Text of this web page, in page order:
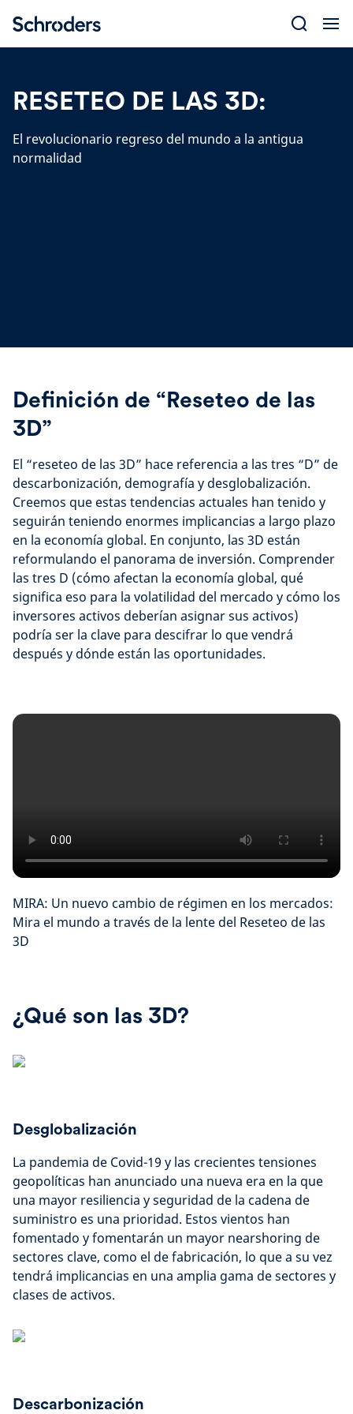
content
RESETEO DE LAS 3D:
El revolucionario regreso del mundo a la antigua
normalidad
Definición de “Reseteo de las
3D”
El “reseteo de las 3D” hace referencia a las tres “D” de
descarbonización, demografía y desglobalización.
Creemos que estas tendencias actuales han tenido y
seguirán teniendo enormes implicancias a largo plazo
en la economía global. En conjunto, las 3D están
reformulando el panorama de inversión. Comprender
las tres D (cómo afectan la economía global, qué
significa eso para la volatilidad del mercado y cómo los
inversores activos deberían asignar sus activos)
podría ser la clave para descifrar lo que vendrá
después y dónde están las oportunidades.
MIRA: Un nuevo cambio de régimen en los mercados:
Mira el mundo a través de la lente del Reseteo de las
3D
¿Qué son las 3D?
Desglobalización
La pandemia de Covid-19 y las crecientes tensiones
geopolíticas han anunciado una nueva era en la que
una mayor resiliencia y seguridad de la cadena de
suministro es una prioridad. Estos vientos han
fomentado y fomentarán un mayor nearshoring de
sectores clave, como el de fabricación, lo que a su vez
tendrá implicancias en una amplia gama de sectores y
clases de activos.
Descarbonización